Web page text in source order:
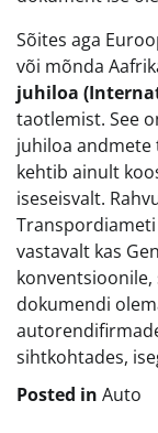
Sõites aga
või mõnda
juhiloa
taotlemist. See
juhiloa andmete
kehtib ainult
iseseisvalt.
vastavalt kas
dokumendi
sihtkohtades,
Posted in Auto